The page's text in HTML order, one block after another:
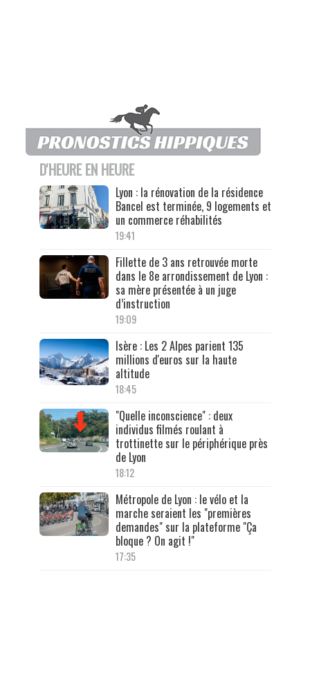
D'HEURE EN HEURE
Lyon : la rénovation de la résidence
Bancel est terminée, 9 logements et
un commerce réhabilités
19:41
Fillette de 3 ans retrouvée morte
dans le 8e arrondissement de Lyon :
sa mère présentée à un juge
d’instruction
19:09
Isère : Les 2 Alpes parient 135
millions d'euros sur la haute
altitude
18:45
"Quelle inconscience" : deux
individus filmés roulant à
trottinette sur le périphérique près
de Lyon
18:12
Métropole de Lyon : le vélo et la
marche seraient les "premières
demandes" sur la plateforme "Ça
bloque ? On agit !"
17:35